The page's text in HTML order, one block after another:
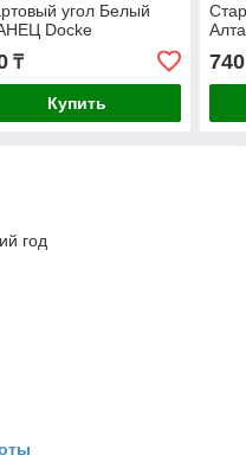
угол Белый
Docke
₸
Купить
740
год